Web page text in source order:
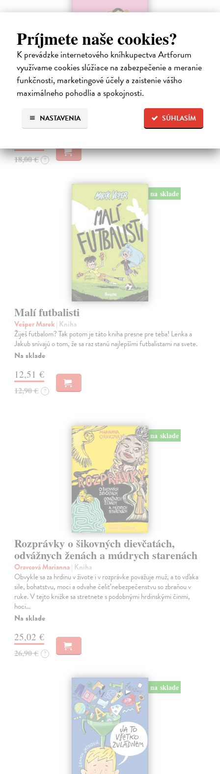
Príjmete naše cookies?
K prevádzke internetového kníhkupectva Artforum
využívame cookies slúžiace na zabezpečenie a meranie
funkčnosti, marketingové účely a zaistenie vášho
maximálneho pohodlia a spokojnosti.
SÚHLASÍM
NASTAVENIA
Ariol 4
Guibert Emmanuel| Kniha
PEŤULA je krásna a ako pekne vonia! Ariol sedí v triede rovno za ňou
Na sklade
18,00 € ?
na sklade
Malí futbalisti
Vešper Marek| Kniha
Žiješ futbalom? Tak potom je táto kniha presne pre teba! Lenka a
Jakub snívajú o tom, že sa raz stanú najlepšími futbalistami na svete.
Na sklade
12,51 €
12,90 € ?
na sklade
Rozprávky o šikovných dievčatách,
odvážnych ženách a múdrych starenách
Oravcová Marianna| Kniha
Obvykle sa za hrdinu v živote i v rozprávke považuje muž, a to vďaka
sile, bohatstvu, moci a odvahe čeliť nebezpečenstvu so zbraňou v
ruke. V tejto knižke sa stretnete s podobnými hrdinskými činmi,
hoci…
Na sklade
25,02 €
26,90 € ?
na sklade